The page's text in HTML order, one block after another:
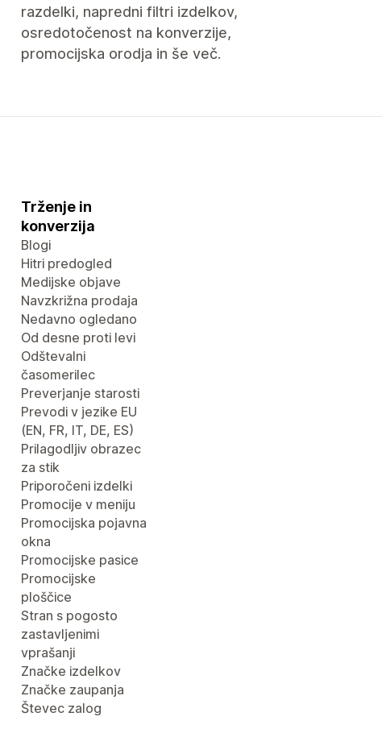
razdelki, napredni filtri izdelkov,
osredotočenost na konverzije,
promocijska orodja in še več.
Trženje in
konverzija
Blogi
Hitri predogled
Medijske objave
Navzkrižna prodaja
Nedavno ogledano
Od desne proti levi
Odštevalni
časomerilec
Preverjanje starosti
Prevodi v jezike EU
(EN, FR, IT, DE, ES)
Prilagodljiv obrazec
za stik
Priporočeni izdelki
Promocije v meniju
Promocijska pojavna
okna
Promocijske pasice
Promocijske
ploščice
Stran s pogosto
zastavljenimi
vprašanji
Značke izdelkov
Značke zaupanja
Števec zalog